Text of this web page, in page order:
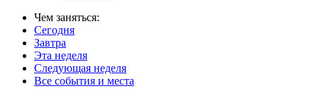
Чем заняться:
Сегодня
Завтра
Эта неделя
Следующая неделя
Все события и места